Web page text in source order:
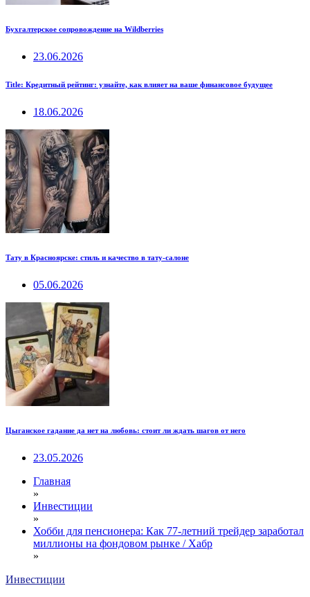
Бухгалтерское сопровождение на Wildberries
23.06.2026
Title: Кредитный рейтинг: узнайте, как влияет на ваше финансовое будущее
18.06.2026
Тату в Красноярске: стиль и качество в тату-салоне
05.06.2026
Цыганское гадание да нет на любовь: стоит ли ждать шагов от него
23.05.2026
Главная
»
Инвестиции
»
Хобби для пенсионера: Как 77-летний трейдер заработал
миллионы на фондовом рынке / Хабр
»
Инвестиции